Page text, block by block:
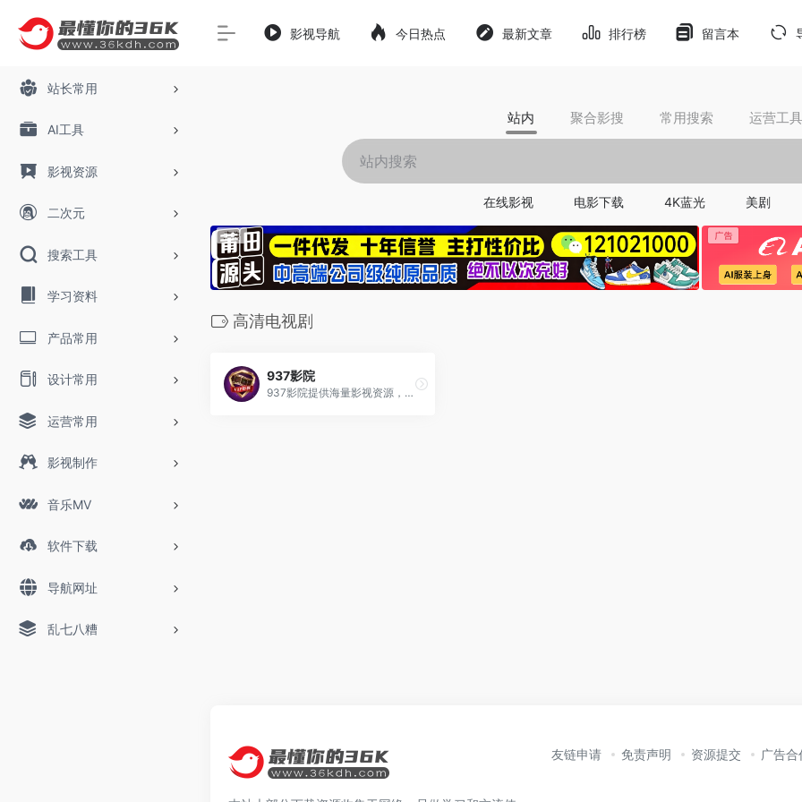
站长常用
AI工具
影视资源
二次元
搜索工具
学习资料
产品常用
设计常用
运营常用
影视制作
音乐MV
软件下载
导航网址
乱七八糟
影视导航 今日热点 最新文章 排行榜 留言本
站内 聚合影搜 常用搜索 运营工具
在线影视 电影下载 4K蓝光 美剧
高清电视剧
937影院
937影院提供海量影视资源，包括最新电影、热门电视剧、精彩短剧、经典动漫和热门综艺节目，支持在线观看和离线缓存，让您畅享娱乐体验。
友链申请 免责声明 资源提交 广告合